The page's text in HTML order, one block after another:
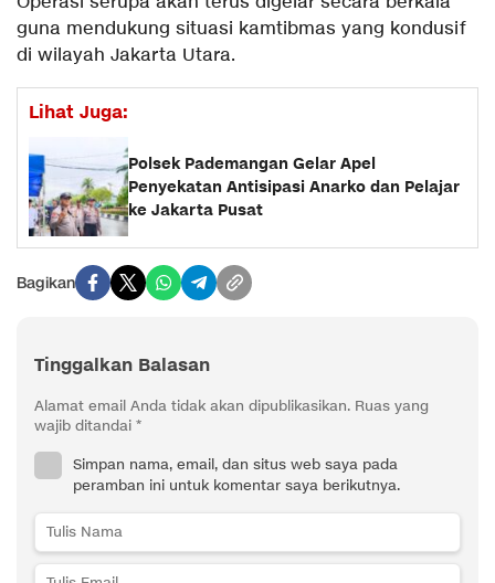
guna mendukung situasi kamtibmas yang kondusif
di wilayah Jakarta Utara.
Lihat Juga:
Polsek Pademangan Gelar Apel
Penyekatan Antisipasi Anarko dan Pelajar
ke Jakarta Pusat
Bagikan
Tinggalkan Balasan
Alamat email Anda tidak akan dipublikasikan. Ruas yang
wajib ditandai *
Simpan nama, email, dan situs web saya pada
peramban ini untuk komentar saya berikutnya.